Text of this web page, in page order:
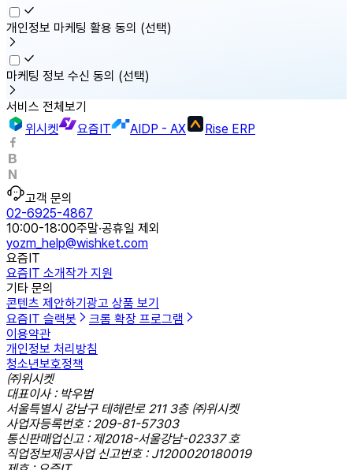
개인정보 마케팅 활용 동의 (선택)
마케팅 정보 수신 동의 (선택)
서비스 전체보기
위시켓
요즘IT AIDP - AX Rise ERP
고객 문의
02-6925-4867
10:00-18:00주말·공휴일 제외
yozm_help@wishket.com
요즘IT
요즘IT 소개작가 지원
기타 문의
콘텐츠 제안하기광고 상품 보기
요즘IT 슬랙봇
크롬 확장 프로그램
이용약관
개인정보 처리방침
청소년보호정책
㈜위시켓
대표이사 : 박우범
서울특별시 강남구 테헤란로 211 3층 ㈜위시켓
사업자등록번호 : 209-81-57303
통신판매업신고 : 제2018-서울강남-02337 호
직업정보제공사업 신고번호 : J1200020180019